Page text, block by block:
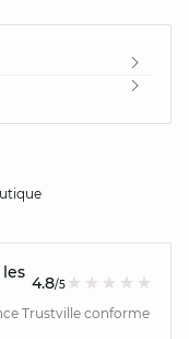
4.8/5
Trustville conforme